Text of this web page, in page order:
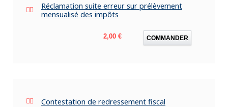
Réclamation suite erreur sur prélèvement
mensualisé des impôts
Prix
2,00 € COMMANDER
Contestation de redressement fiscal